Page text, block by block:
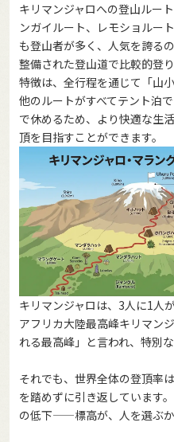
キリマンジャロへの登山ルー
ンガイルート、レモショルー
も登山者が多く、人気を誇る
整備された登山道で比較的登
特徴は、全行程を通じて「山
他のルートがすべてテント泊
で休めるため、より快適な生
頂を目指すことができます。
キリマンジャロは、3人に1人
アフリカ大陸最高峰キリマン
れる最高峰」と言われ、特別
それでも、世界全体の登頂率
を踏めずに引き返しています
の低下——標高が、人を選ぶか